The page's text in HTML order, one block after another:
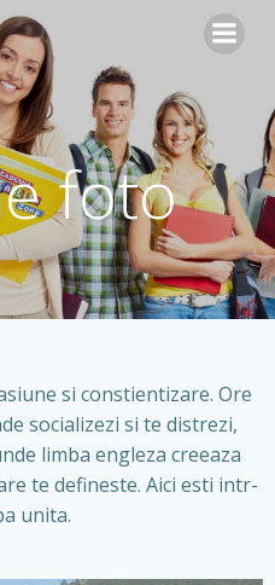
Skip
to
content
foto
si constientizare. Ore
socializezi si te distrezi,
limba engleza creeaza
te defineste. Aici esti intr-
unita.